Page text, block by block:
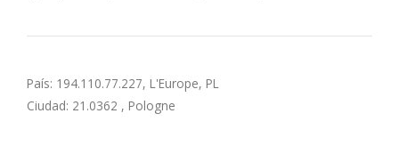
País: 194.110.77.227, L'Europe, PL
Ciudad: 21.0362 , Pologne